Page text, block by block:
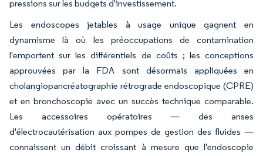
pressions sur les budgets d'investissement.
Les endoscopes jetables à usage unique gagnent en
dynamisme là où les préoccupations de contamination
l'emportent sur les différentiels de coûts ; les conceptions
approuvées par la FDA sont désormais appliquées en
cholangiopancréatographie rétrograde endoscopique (CPRE)
et en bronchoscopie avec un succès technique comparable.
Les accessoires opératoires — des anses
d'électrocautérisation aux pompes de gestion des fluides —
connaissent un débit croissant à mesure que l'endoscopie